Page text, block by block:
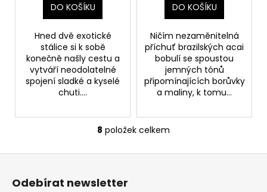
DO KOŠÍKU
Hned dvě exotické
stálice si k sobě
konečně našly cestu a
vytváří neodolatelné
spojení sladké a kyselé
chuti....
DO KOŠÍKU
Ničím nezaměnitelná
příchuť brazilských acai
bobulí se spoustou
jemných tónů
připomínajících borůvky
a maliny, k tomu...
O
v
8 položek celkem
Z
Odebírat newsletter